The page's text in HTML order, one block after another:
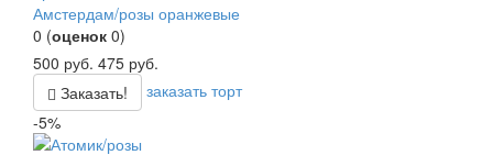
Амстердам/розы оранжевые
0 (оценок 0)
500 руб. 475 руб.
Заказать!
заказать торт
-5%